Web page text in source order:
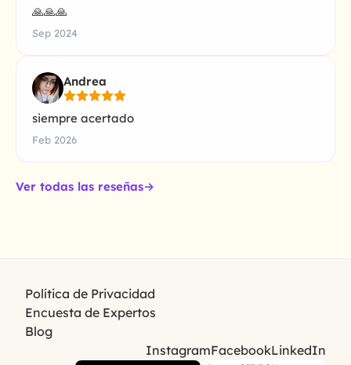
🙏🙏🙏
Sep 2024
Andrea
siempre acertado
Feb 2026
Ver todas las reseñas→
Política de Privacidad
Encuesta de Expertos
Blog
InstagramFacebookLinkedIn